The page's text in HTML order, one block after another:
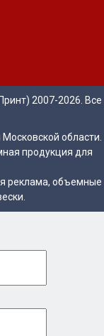
2007-2026. Все
области.
продукция для
реклама, объемные